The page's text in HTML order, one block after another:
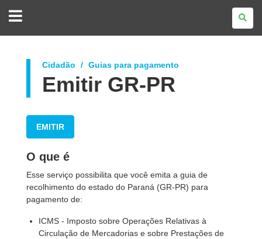
DO
Cidadão Guias para pagamento
Emitir GR-PR
EMITIR
O que é
Esse serviço possibilita que você emita a guia de
recolhimento do estado do Paraná (GR-PR) para
pagamento de:
ICMS - Imposto sobre Operações Relativas à
Circulação de Mercadorias e sobre Prestações de